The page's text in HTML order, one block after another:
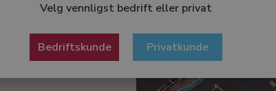
Velg vennligst bedrift eller privat
Bedriftskunde Privatkunde